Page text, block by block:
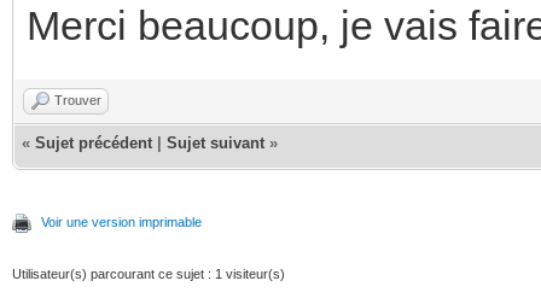
Merci beaucoup, je vais
Trouver
« Sujet précédent Sujet suivant »
Voir une version imprimable
Utilisateur(s) parcourant ce sujet : 1 visiteur(s)